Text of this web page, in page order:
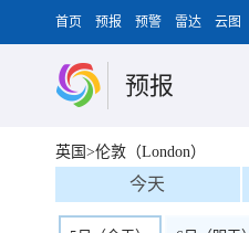
首页 预报 预警 雷达 云图
预报
英国>伦敦（London）
今天